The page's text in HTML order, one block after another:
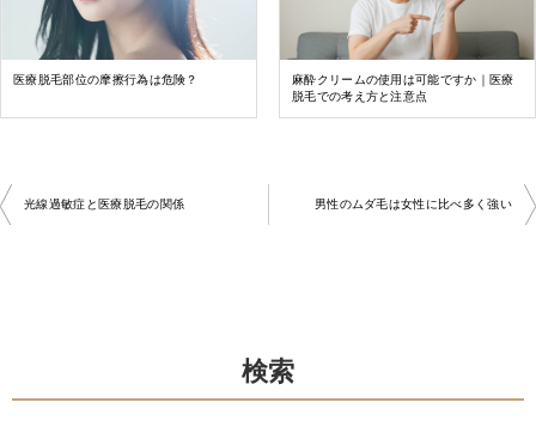
医療脱毛部位の摩擦行為は危険？
麻酔クリームの使用は可能ですか｜医療
脱毛での考え方と注意点
投光線過敏症と医療脱毛の関係 男性のムダ毛は女性に比べ多く強い
検索